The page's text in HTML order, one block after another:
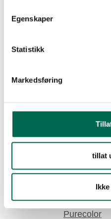
Egenskaper
Statistikk
Markedsføring
tillat
Teknisk
Giga
Teknisk
Purecolor